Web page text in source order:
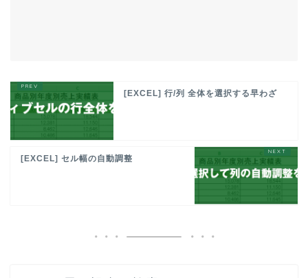
[EXCEL] 行/列 全体を選択する早わざ
[EXCEL] セル幅の自動調整